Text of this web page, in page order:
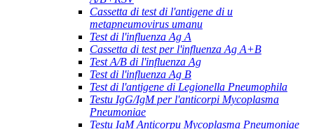
Cassetta di test di l'antigene di u
metapneumovirus umanu
Test di l'influenza Ag A
Cassetta di test per l'influenza Ag A+B
Test A/B di l'influenza Ag
Test di l'influenza Ag B
Test di l'antigene di Legionella Pneumophila
Testu IgG/IgM per l'anticorpi Mycoplasma
Pneumoniae
Testu IgM Anticorpu Mycoplasma Pneumoniae